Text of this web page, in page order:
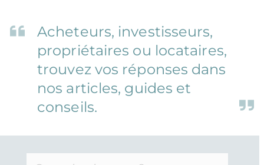
Acheteurs, investisseurs,
propriétaires ou locataires,
trouvez vos réponses dans
nos articles, guides et
conseils.